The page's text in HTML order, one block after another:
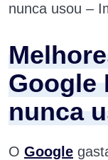
nunca usou –
Google
nunca
O Google